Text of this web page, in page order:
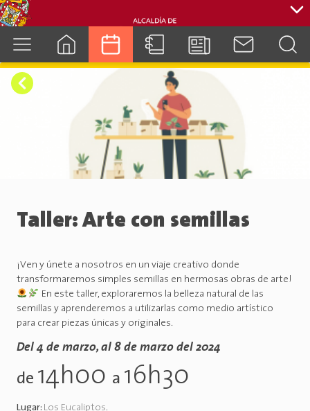
cuenca.gob.ec
Taller: Arte con semillas
¡Ven y únete a nosotros en un viaje creativo donde
transformaremos simples semillas en hermosas obras de arte!
En este taller, exploraremos la belleza natural de las
semillas y aprenderemos a utilizarlas como medio artístico
para crear piezas únicas y originales.
Del 4 de marzo, al 8 de marzo del 2024
de 14h00 a 16h30
Lugar: Los Eucaliptos.